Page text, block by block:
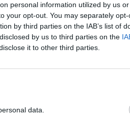
personal information utilized by us
your opt-out. You may separately
by third parties on the IAB’s list of
by us to third parties on the
it to other third parties.
data.
Gitanas
proc. punkto.
prezidento
į G.Nausėdos